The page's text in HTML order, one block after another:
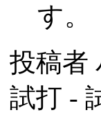
す。
投稿者
試打 -